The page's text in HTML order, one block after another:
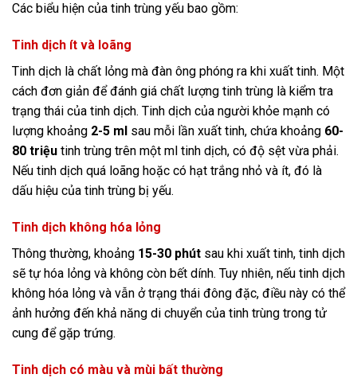
Các biểu hiện của tinh trùng yếu bao gồm:
Tinh dịch ít và loãng
Tinh dịch là chất lỏng mà đàn ông phóng ra khi xuất tinh. Một
cách đơn giản để đánh giá chất lượng tinh trùng là kiểm tra
trạng thái của tinh dịch. Tinh dịch của người khỏe mạnh có
lượng khoảng 2-5 ml sau mỗi lần xuất tinh, chứa khoảng 60-
80 triệu tinh trùng trên một ml tinh dịch, có độ sệt vừa phải.
Nếu tinh dịch quá loãng hoặc có hạt trắng nhỏ và ít, đó là
dấu hiệu của tinh trùng bị yếu.
Tinh dịch không hóa lỏng
Thông thường, khoảng 15-30 phút sau khi xuất tinh, tinh dịch
sẽ tự hóa lỏng và không còn bết dính. Tuy nhiên, nếu tinh dịch
không hóa lỏng và vẫn ở trạng thái đông đặc, điều này có thể
ảnh hưởng đến khả năng di chuyển của tinh trùng trong tử
cung để gặp trứng.
Tinh dịch có màu và mùi bất thường